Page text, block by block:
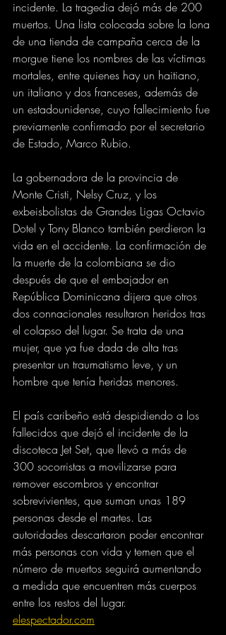
incidente. La tragedia dejó más de 200
muertos. Una lista colocada sobre la lona
de una tienda de campaña cerca de la
morgue tiene los nombres de las víctimas
mortales, entre quienes hay un haitiano,
un italiano y dos franceses, además de
un estadounidense, cuyo fallecimiento fue
previamente confirmado por el secretario
de Estado, Marco Rubio.
La gobernadora de la provincia de
Monte Cristi, Nelsy Cruz, y los
exbeisbolistas de Grandes Ligas Octavio
Dotel y Tony Blanco también perdieron la
vida en el accidente. La confirmación de
la muerte de la colombiana se dio
después de que el embajador en
República Dominicana dijera que otros
dos connacionales resultaron heridos tras
el colapso del lugar. Se trata de una
mujer, que ya fue dada de alta tras
presentar un traumatismo leve, y un
hombre que tenía heridas menores.
El país caribeño está despidiendo a los
fallecidos que dejó el incidente de la
discoteca Jet Set, que llevó a más de
300 socorristas a movilizarse para
remover escombros y encontrar
sobrevivientes, que suman unas 189
personas desde el martes. Las
autoridades descartaron poder encontrar
más personas con vida y temen que el
número de muertos seguirá aumentando
a medida que encuentren más cuerpos
entre los restos del lugar.
elespectador.com